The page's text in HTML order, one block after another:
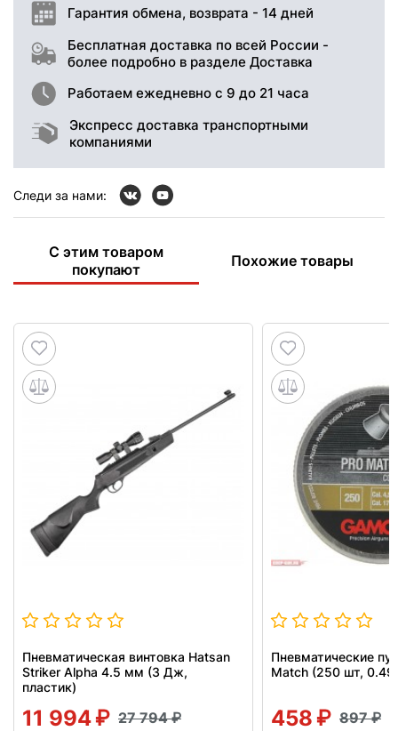
Гарантия обмена, возврата - 14 дней
Бесплатная доставка по всей России -
более подробно в разделе Доставка
Работаем ежедневно с 9 до 21 часа
Экспресс доставка транспортными
компаниями
Следи за нами:
С этим товаром
покупают
Похожие товары
Пневматическая винтовка Hatsan
Striker Alpha 4.5 мм (3 Дж,
пластик)
11 994 27 794
Пневматические
Match (250 шт, 0.49
458 897